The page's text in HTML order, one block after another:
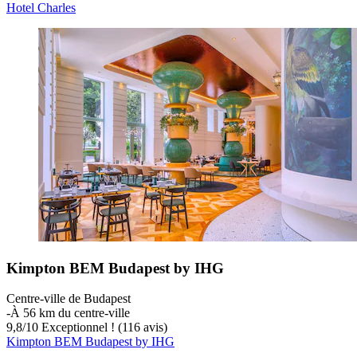
Hotel Charles
Kimpton BEM Budapest by IHG
Centre-ville de Budapest
‐À 56 km du centre-ville
9,8/10 Exceptionnel ! (116 avis)
Kimpton BEM Budapest by IHG